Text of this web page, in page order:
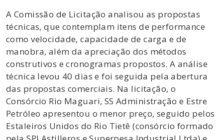
A Comissão de Licitação analisou as propostas
técnicas, que contemplam itens de performance
como velocidade, capacidade de carga e de
manobra, além da apreciação dos métodos
construtivos e cronogramas propostos. A análise
técnica levou 40 dias e foi seguida pela abertura
das propostas comerciais. Na licitação, o
Consórcio Rio Maguari, SS Administração e Estre
Petróleo apresentou o menor preço, seguido pelos
Estaleiros Unidos do Rio Tietê (consórcio formado